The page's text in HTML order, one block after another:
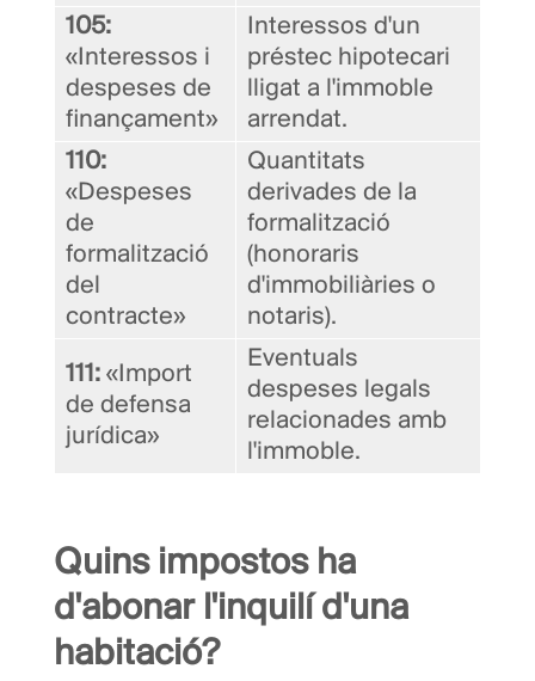
105:
«Interessos i
despeses de
finançament»
Interessos d'un
préstec hipotecari
lligat a l'immoble
arrendat.
110:
«Despeses
de
formalització
del
contracte»
Quantitats
derivades de la
formalització
(honoraris
d'immobiliàries o
notaris).
111: «Import
de defensa
jurídica»
Eventuals
despeses legals
relacionades amb
l'immoble.
Quins impostos ha
d'abonar l'inquilí d'una
habitació?